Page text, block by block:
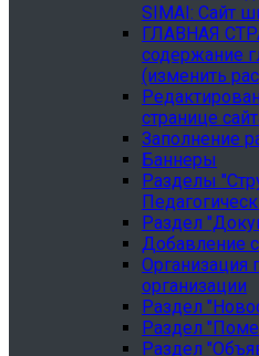
SIMAI: Сайт
ГЛАВНАЯ
содержание
(изменить
странице
Заполнение
Баннеры
Разделы
Раздел
Добавление
Организация
организации
Раздел
Раздел
Раздел